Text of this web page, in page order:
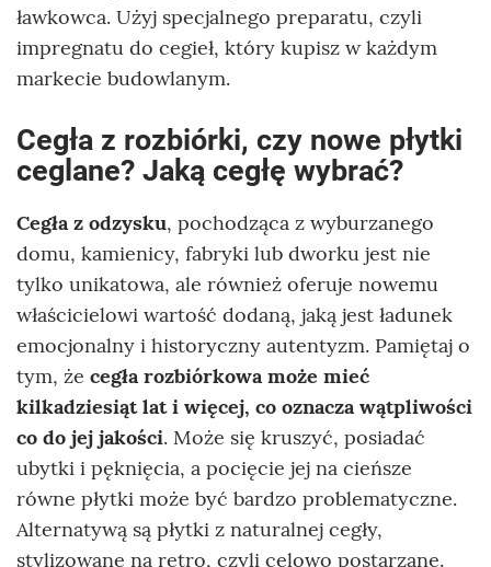
ławkowca. Użyj specjalnego preparatu, czyli
impregnatu do cegieł, który kupisz w każdym
markecie budowlanym.
Cegła z rozbiórki, czy nowe płytki
ceglane? Jaką cegłę wybrać?
Cegła z odzysku, pochodząca z wyburzanego
domu, kamienicy, fabryki lub dworku jest nie
tylko unikatowa, ale również oferuje nowemu
właścicielowi wartość dodaną, jaką jest ładunek
emocjonalny i historyczny autentyzm. Pamiętaj o
tym, że cegła rozbiórkowa może mieć
kilkadziesiąt lat i więcej, co oznacza wątpliwości
co do jej jakości. Może się kruszyć, posiadać
ubytki i pęknięcia, a pocięcie jej na cieńsze
równe płytki może być bardzo problematyczne.
Alternatywą są płytki z naturalnej cegły,
stylizowane na retro, czyli celowo postarzane.